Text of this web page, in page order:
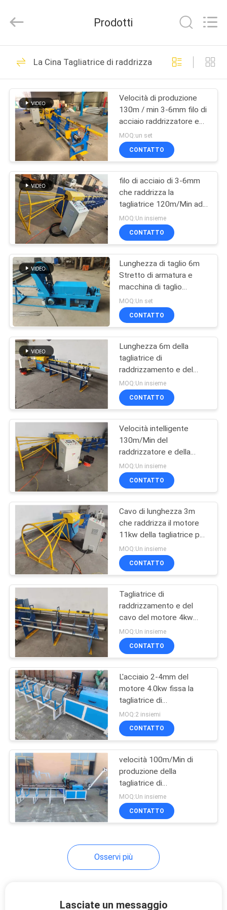
CASA
PRODOTTI
MANIFESTAZIONE
VR
CIRCA
NOI
GIRO
DELLA
FABBRICA
CONTROLLO
DI
QUALITÀ
CONTATTICI
RICHIEDA
UNA
CITAZIONE
MAPPA
DEL
SITO
PRIVACY
POLICY
Mesh
Products
All
Reserved.
Cavo Mesh Welding
Machines
101
rinforzo della
saldatrice della
maglia
70
saldatrice della
maglia del recinto
saldatrice del
pannello reticolare
macchina fissa del
recinto del nodo
33
Costruzione Mesh
Welding Machine
Saldatrice della
maglia del rotolo
macchina saldata
della rete metallica
Prodotti
La Cina Tagliatrice di raddrizzamento e del cavo
Velocità di produzione
130m / min 3-6mm filo di
acciaio raddrizzatore e
macchina di taglio
MOQ:un set
CONTATTO
filo di acciaio di 3-6mm
che raddrizza la
tagliatrice 120m/Min ad
alta velocità
MOQ:Un insieme
CONTATTO
Lunghezza di taglio 6m
Stretto di armatura e
macchina di taglio
Dimensione 5-8mm
MOQ:Un set
CONTATTO
Lunghezza 6m della
tagliatrice di
raddrizzamento e del
cavo di dimensione 3-
8mm del tondo per
cemento armato
MOQ:Un insieme
CONTATTO
Velocità intelligente
130m/Min del
raddrizzatore e della
trinciatrice del cavo di
Antivari d'acciaio 415V
MOQ:Un insieme
CONTATTO
Cavo di lunghezza 3m
che raddrizza il motore
11kw della tagliatrice per
acciaio
MOQ:Un insieme
CONTATTO
Tagliatrice di
raddrizzamento e del
cavo del motore 4kw
380V per Antivari
d'acciaio costolato
MOQ:Un insieme
CONTATTO
L'acciaio 2-4mm del
motore 4.0kw fissa la
tagliatrice di
raddrizzamento e
MOQ:2 insiemi
CONTATTO
velocità 100m/Min di
produzione della
tagliatrice di
raddrizzamento e del
tondo per cemento
armato 220V
MOQ:Un insieme
CONTATTO
Osservi più
Lasciate un messaggio